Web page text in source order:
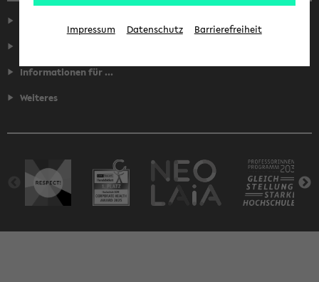
Informationen für ...
Weiteres
Impressum Datenschutz Barrierefreiheit